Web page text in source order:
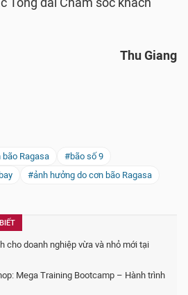
Thu Giang
bão Ragasa
#bão số 9
#ảnh hưởng do cơn bão Ragasa
cho doanh nghiệp vừa và nhỏ mới tại
Mega Training Bootcamp – Hành trình